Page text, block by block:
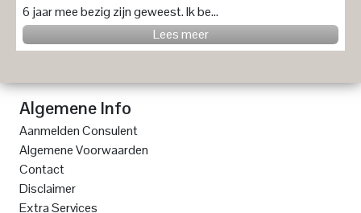
6 jaar mee bezig zijn geweest. Ik be...
Lees meer
Algemene Info
Aanmelden Consulent
Algemene Voorwaarden
Contact
Disclaimer
Extra Services